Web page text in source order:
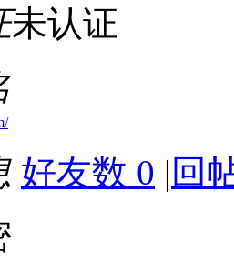
未认证
好友数 0 | 回